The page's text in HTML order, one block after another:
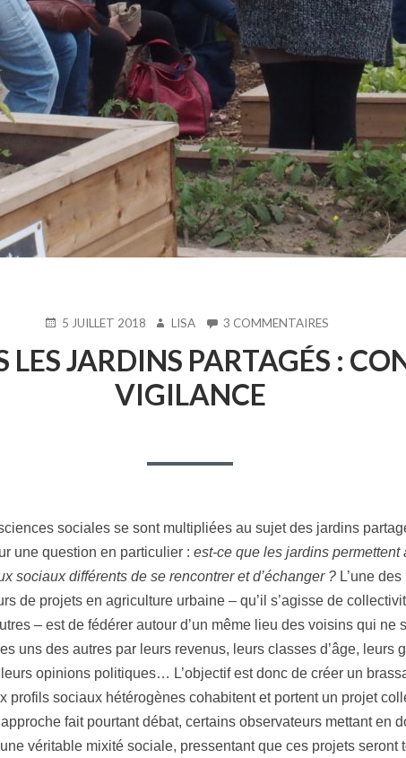
PUBLIÉ5 JUILLET 2018 AUTEUR
LISA 3 COMMENTAIRES
SOCIALE
DANS
DE
VIGILANCE
JARDINS PARTAGÉS :
VIGILANCE
sociales se sont multipliées au sujet des jardins
une question en particulier : est-ce que les jardins permettent
sociaux différents de se rencontrer et d’échanger ? L’une
de projets en agriculture urbaine – qu’il s’agisse de
– est de fédérer autour d’un même lieu des voisins qui ne
uns des autres par leurs revenus, leurs classes d’âge, leurs
opinions politiques… L’objectif est donc de créer un
profils sociaux hétérogènes cohabitent et portent un projet
fait pourtant débat, certains observateurs mettant en
véritable mixité sociale, pressentant que ces projets seront